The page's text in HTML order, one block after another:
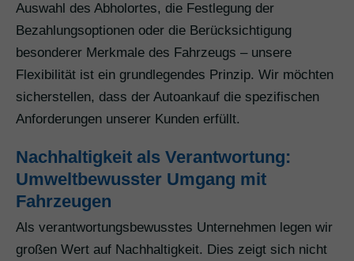
Auswahl des Abholortes, die Festlegung der
Bezahlungsoptionen oder die Berücksichtigung
besonderer Merkmale des Fahrzeugs – unsere
Flexibilität ist ein grundlegendes Prinzip. Wir möchten
sicherstellen, dass der Autoankauf die spezifischen
Anforderungen unserer Kunden erfüllt.
Nachhaltigkeit als Verantwortung:
Umweltbewusster Umgang mit
Fahrzeugen
Als verantwortungsbewusstes Unternehmen legen wir
großen Wert auf Nachhaltigkeit. Dies zeigt sich nicht